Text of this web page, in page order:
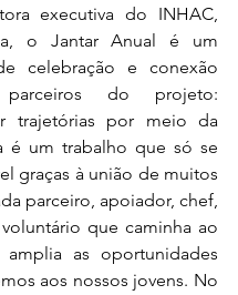
executiva do INHAC,
o Jantar Anual é um
celebração e conexão
do projeto:
trajetórias por meio da
é um trabalho que só se
graças à união de muitos
parceiro, apoiador, chef,
que caminha ao
as oportunidades
aos nossos jovens. No